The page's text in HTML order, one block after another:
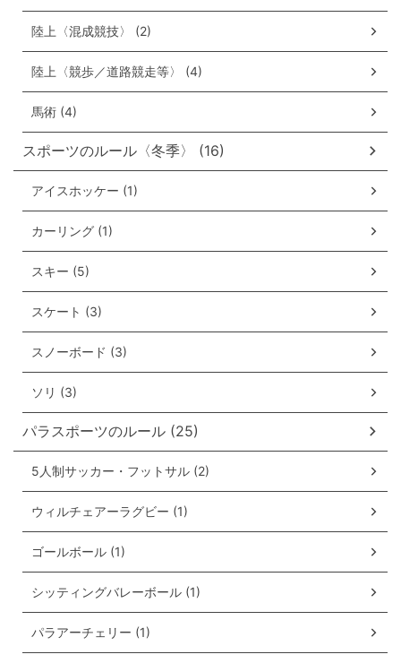
陸上〈混成競技〉 (2)
陸上〈競歩／道路競走等〉 (4)
馬術 (4)
スポーツのルール〈冬季〉 (16)
アイスホッケー (1)
カーリング (1)
スキー (5)
スケート (3)
スノーボード (3)
ソリ (3)
パラスポーツのルール (25)
5人制サッカー・フットサル (2)
ウィルチェアーラグビー (1)
ゴールボール (1)
シッティングバレーボール (1)
パラアーチェリー (1)